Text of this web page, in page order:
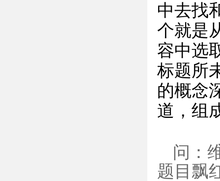
中去找
个就是
容中选
标题所
的概念
道，组
问：
题目飘